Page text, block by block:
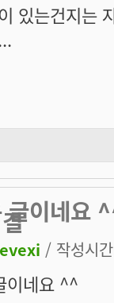
있는건지는
글이네요
/ 작성시
이네요 ^^